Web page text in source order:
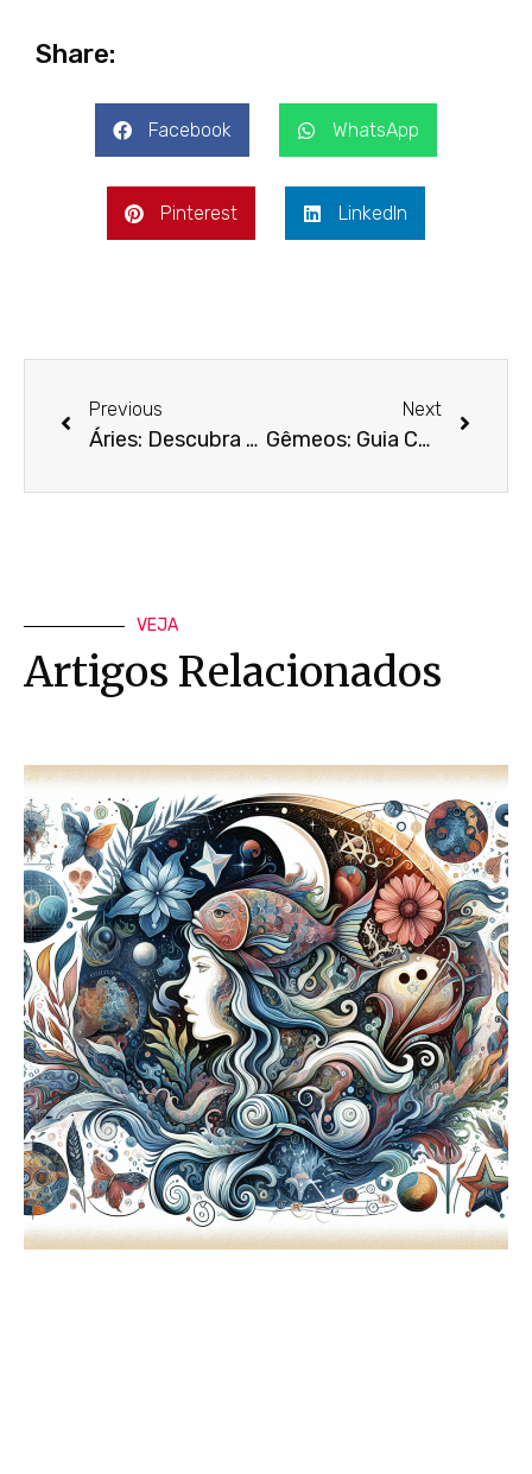
Share:
Facebook WhatsApp
Pinterest LinkedIn
Previous
Áries: Descubra os Segredos do Signo Mais Intenso
Next
Gêmeos: Guia Completo do Signo Mais Versátil do Zodíaco
VEJA
Artigos Relacionados